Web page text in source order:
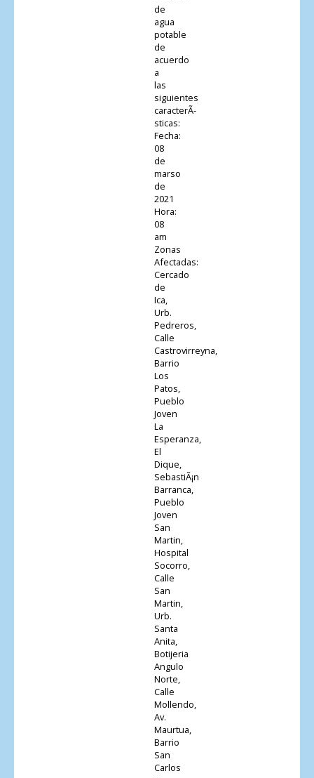
de
agua
potable
de
acuerdo
a
las
siguientes
caracterÃ­
sticas:
Fecha:
08
de
marso
de
2021
Hora:
08
am
Zonas
Afectadas:
Cercado
de
Ica,
Urb.
Pedreros,
Calle
Castrovirreyna,
Barrio
Los
Patos,
Pueblo
Joven
La
Esperanza,
El
Dique,
SebastiÃ¡n
Barranca,
Pueblo
Joven
San
Martin,
Hospital
Socorro,
Calle
San
Martin,
Urb.
Santa
Anita,
Botijeria
Angulo
Norte,
Calle
Mollendo,
Av.
Maurtua,
Barrio
San
Carlos